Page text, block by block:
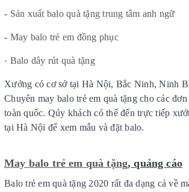
- Sản xuất balo quà tặng trung tâm anh ngữ
- May balo trẻ em đồng phục
- Balo dây rút quà tặng
Xưởng có cơ sở tại Hà Nội, Bắc Ninh, Ninh
Chuyên may balo trẻ em quà tặng cho các
toàn quốc. Qúy khách có thể đến trực tiếp
tại Hà Nội để xem mẫu và đặt balo.
May balo trẻ em quà tặng, quảng cáo
Balo trẻ em quà tặng 2020 rất đa dạng cả về